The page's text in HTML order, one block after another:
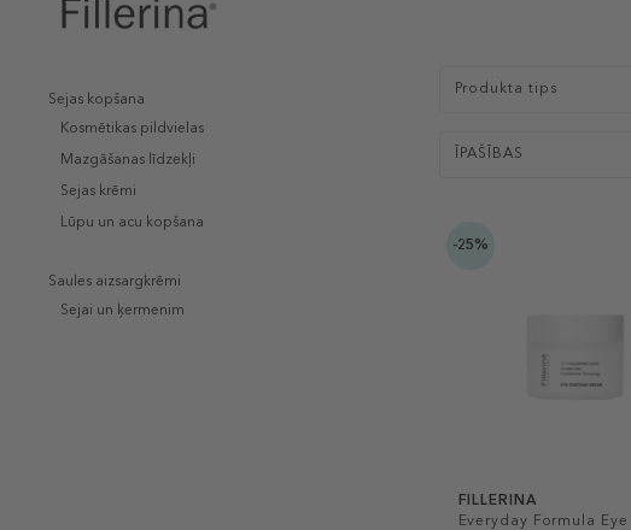
Sejas kopšana
Kosmētikas pildvielas
Mazgāšanas līdzekļi
Sejas krēmi
Lūpu un acu kopšana
Saules aizsargkrēmi
Sejai un ķermenim
Produkta tips
ĪPAŠĪBAS
-25%
FILLERINA
Everyday Formula Eye